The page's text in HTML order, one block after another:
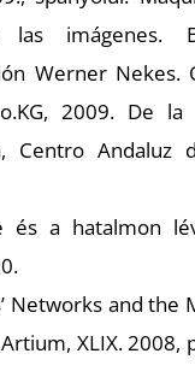
imágenes.
Werner Nekes.
2009. De la
Centro Andaluz
és a hatalmon
Networks and the
XLIX. 2008,